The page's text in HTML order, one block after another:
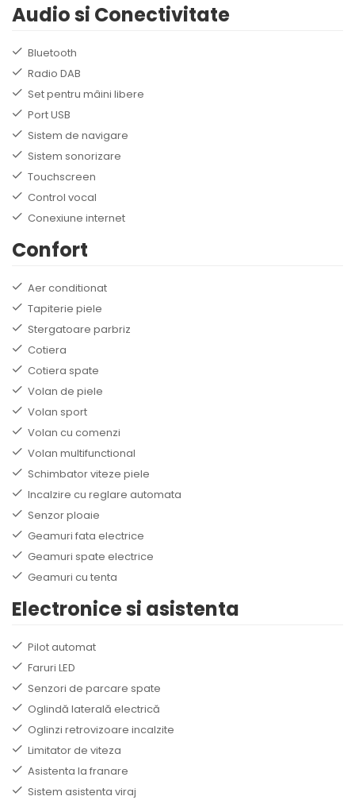
Audio si Conectivitate
Bluetooth
Radio DAB
Set pentru mâini libere
Port USB
Sistem de navigare
Sistem sonorizare
Touchscreen
Control vocal
Conexiune internet
Confort
Aer conditionat
Tapiterie piele
Stergatoare parbriz
Cotiera
Cotiera spate
Volan de piele
Volan sport
Volan cu comenzi
Volan multifunctional
Schimbator viteze piele
Incalzire cu reglare automata
Senzor ploaie
Geamuri fata electrice
Geamuri spate electrice
Geamuri cu tenta
Electronice si asistenta
Pilot automat
Faruri LED
Senzori de parcare spate
Oglindă laterală electrică
Oglinzi retrovizoare incalzite
Limitator de viteza
Asistenta la franare
Sistem asistenta viraj